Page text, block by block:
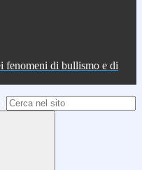
fenomeni di bullismo e di